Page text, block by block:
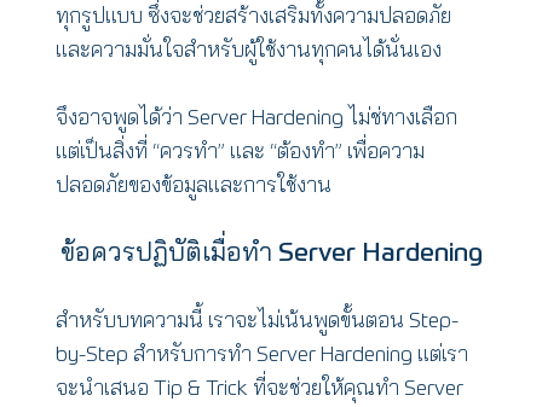
ทุกรูปแบบ ซึ่งจะช่วยสร้างเสริมทั้งความปลอดภัย
และความมั่นใจสำหรับผู้ใช้งานทุกคนได้นั่นเอง
จึงอาจพูดได้ว่า Server Hardening ไม่ช่ทางเลือก
แต่เป็นสิ่งที่ “ควรทำ” และ “ต้องทำ” เพื่อความ
ปลอดภัยของข้อมูลและการใช้งาน
ข้อควรปฏิบัติเมื่อทำ Server Hardening
สำหรับบทความนี้ เราจะไม่เน้นพูดขั้นตอน Step-
by-Step สำหรับการทำ Server Hardening แต่เรา
จะนำเสนอ Tip & Trick ที่จะช่วยให้คุณทำ Server